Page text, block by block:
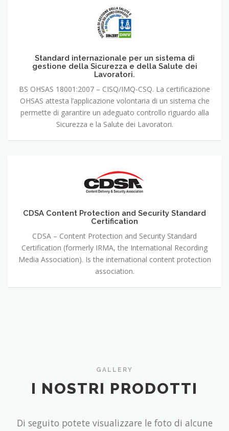
Standard internazionale per un sistema di
gestione della Sicurezza e della Salute dei
Lavoratori.
BS OHSAS 18001:2007 – CISQ/IMQ-CSQ. La certificazione
OHSAS attesta l’applicazione volontaria di un sistema che
permette di garantire un adeguato controllo riguardo alla
Sicurezza e la Salute dei Lavoratori.
CDSA Content Protection and Security Standard
Certification
CDSA – Content Protection and Security Standard
Certification (formerly IRMA, the International Recording
Media Association). Is the international content protection
association.
GALLERY
I NOSTRI PRODOTTI
Di seguito potete visualizzare le foto di alcune